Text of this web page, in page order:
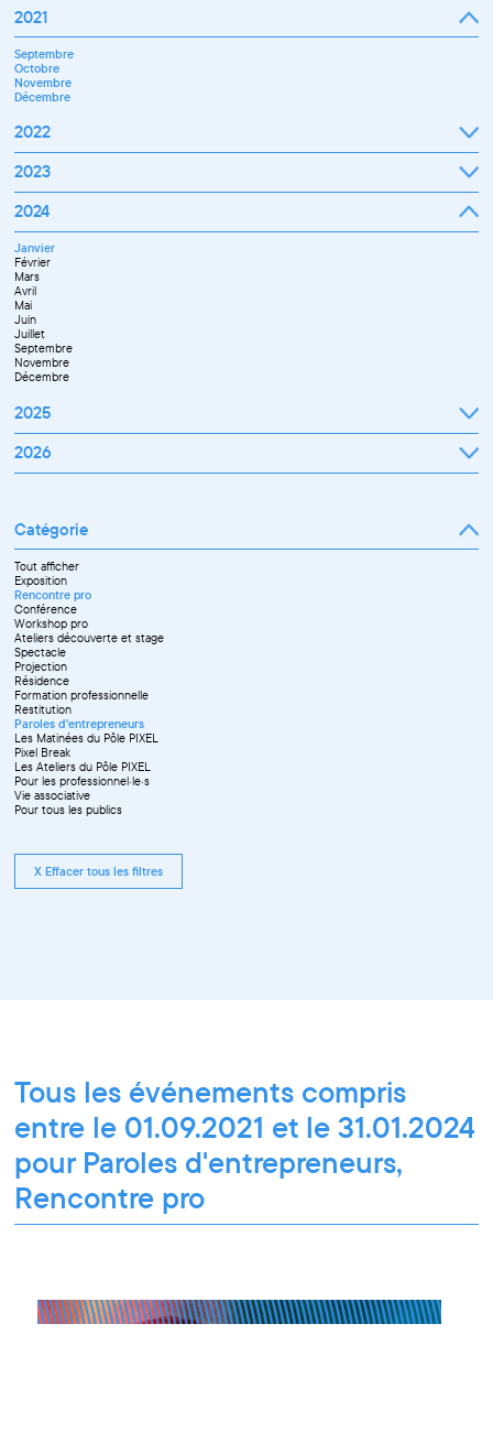
2021
Septembre
Octobre
Novembre
Décembre
2022
Janvier
Mars
Avril
Juin
Juillet
Septembre
Octobre
Novembre
Décembre
2023
Janvier
Mars
Avril
Mai
Juin
Septembre
Octobre
Novembre
Décembre
2024
Janvier
Février
Mars
Avril
Mai
Juin
Juillet
Septembre
Novembre
Décembre
2025
Janvier
Mars
Juin
Juillet
Septembre
Octobre
Novembre
Décembre
2026
Avril
Mai
Juin
Septembre
Octobre
Novembre
Catégorie
Tout afficher
Exposition
Rencontre pro
Conférence
Workshop pro
Ateliers découverte et stage
Spectacle
Projection
Résidence
Formation professionnelle
Restitution
Paroles d'entrepreneurs
Les Matinées du Pôle PIXEL
Pixel Break
Les Ateliers du Pôle PIXEL
Pour les professionnel·le·s
Vie associative
Pour tous les publics
X Effacer tous les filtres
Tous les événements compris
entre le 01.09.2021 et le 31.01.2024
pour Paroles d'entrepreneurs,
Rencontre pro